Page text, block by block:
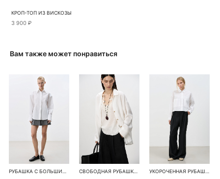
КРОП-ТОП ИЗ ВИСКОЗЫ
3 900 ₽
Вам также может понравиться
РУБАШКА С БОЛЬШИМИ ПЛЕЧАМИ СВОБОДНАЯ РУБАШКА ИЗ 100% ЛЬНА УКОРОЧЕННАЯ РУБАШКА